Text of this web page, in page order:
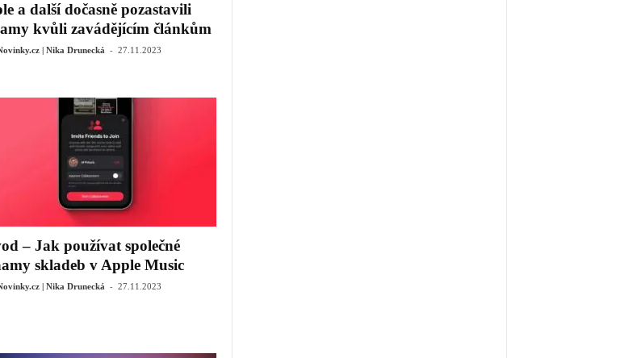
a další dočasně pozastavili
kvůli zavádějícím článkům
| Nika Drunecká - 27.11.2023
– Jak používat společné
skladeb v Apple Music
| Nika Drunecká - 27.11.2023